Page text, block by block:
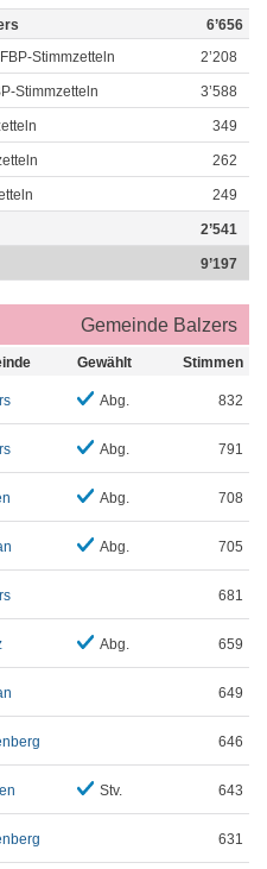
6’656
Stimmzetteln
2’208
Stimmzetteln 3’588
349
262
249
2’541
9’197
Gemeinde Balzers
Gewählt Stimmen
Abg. 832
Abg. 791
Abg. 708
Abg. 705
681
Abg. 659
649
646
Stv. 643
631